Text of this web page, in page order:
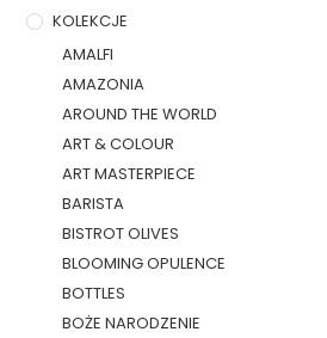
KOLEKCJE
AMALFI
AMAZONIA
AROUND THE WORLD
ART & COLOUR
ART MASTERPIECE
BARISTA
BISTROT OLIVES
BLOOMING OPULENCE
BOTTLES
BOŻE NARODZENIE